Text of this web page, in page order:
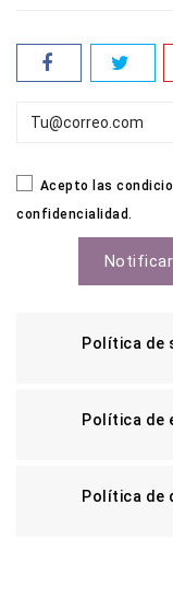
Acepto las
confidencialidad.
Política de
Política de
Política de